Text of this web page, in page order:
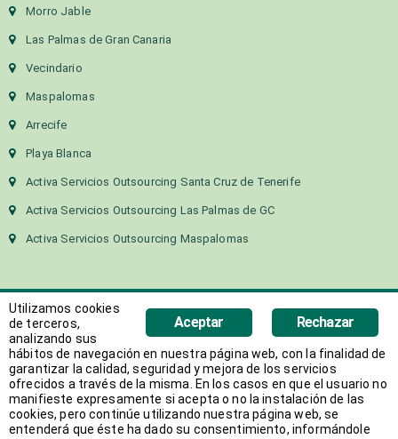
Morro Jable
Las Palmas de Gran Canaria
Vecindario
Maspalomas
Arrecife
Playa Blanca
Activa Servicios Outsourcing Santa Cruz de Tenerife
Activa Servicios Outsourcing Las Palmas de GC
Activa Servicios Outsourcing Maspalomas
Copyright 2018 Activa Canarias | Todos los derechos
reservados
Web desarrollada porAVANT
Rechazar
Aceptar
Utilizamos cookies
de terceros,
analizando sus
hábitos de navegación en nuestra página web, con la finalidad de
garantizar la calidad, seguridad y mejora de los servicios
ofrecidos a través de la misma. En los casos en que el usuario no
manifieste expresamente si acepta o no la instalación de las
cookies, pero continúe utilizando nuestra página web, se
entenderá que éste ha dado su consentimiento, informándole